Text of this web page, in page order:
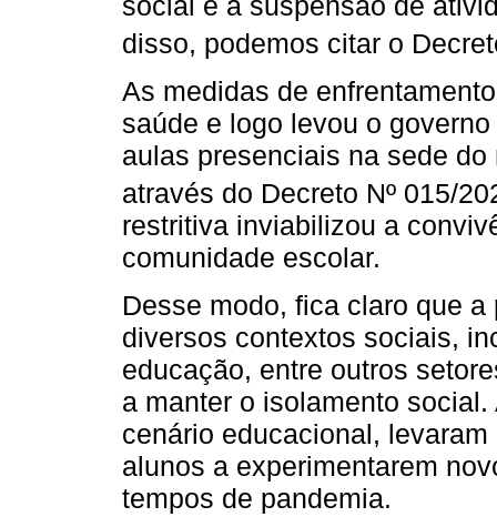
disso, podemos citar o
As medidas de
saúde e logo levou o
aulas presenciais na sede
através do Decreto Nº 015/
restritiva inviabilizou a
comunidade escolar.
Desse modo, fica claro que
diversos contextos sociais,
educação, entre outros
a manter o isolamento
cenário educacional,
alunos a experimentarem
tempos de pandemia.